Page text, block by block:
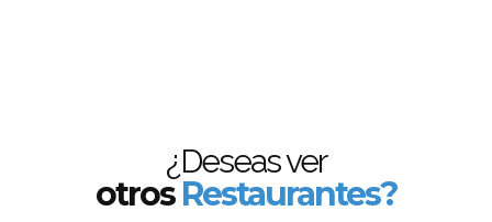
¿Deseas ver
otrosRestaurantes?